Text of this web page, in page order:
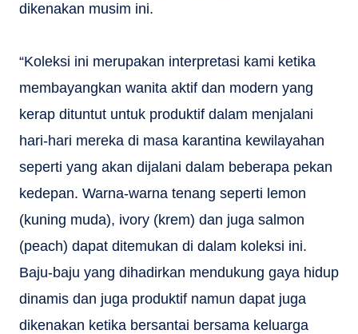
dikenakan musim ini.
“Koleksi ini merupakan interpretasi kami ketika
membayangkan wanita aktif dan modern yang
kerap dituntut untuk produktif dalam menjalani
hari-hari mereka di masa karantina kewilayahan
seperti yang akan dijalani dalam beberapa pekan
kedepan. Warna-warna tenang seperti lemon
(kuning muda), ivory (krem) dan juga salmon
(peach) dapat ditemukan di dalam koleksi ini.
Baju-baju yang dihadirkan mendukung gaya hidup
dinamis dan juga produktif namun dapat juga
dikenakan ketika bersantai bersama keluarga